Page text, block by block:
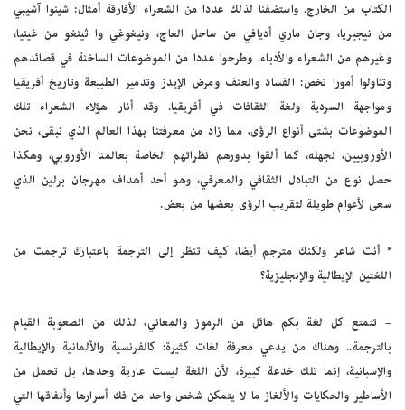
الكتاب من الخارج. واستضفنا لذلك عددا من الشعراء الأفارقة أمثال: شينوا آشيبي
من نيجيريا، وجان ماري أديافي من ساحل العاج، ونيغوغي وا ثينغو من غينيا،
وغيرهم من الشعراء والأدباء. وطرحوا عددا من الموضوعات الساخنة في قصائدهم
وتناولوا أمورا تخص: الفساد والعنف ومرض الإيدز وتدمير الطبيعة وتاريخ أفريقيا
ومواجهة السردية ولغة الثقافات في أفريقيا. وقد أنار هؤلاء الشعراء تلك
الموضوعات بشتى أنواع الرؤى، مما زاد من معرفتنا بهذا العالم الذي نبقى، نحن
الأوروبيين، نجهله، كما ألقوا بدورهم نظراتهم الخاصة بعالمنا الأوروبي، وهكذا
حصل نوع من التبادل الثقافي والمعرفي، وهو أحد أهداف مهرجان برلين الذي
سعى لأعوام طويلة لتقريب الرؤى بعضها من بعض.
* أنت شاعر ولكنك مترجم أيضا، كيف تنظر إلى الترجمة باعتبارك ترجمت من
اللغتين الإيطالية والإنجليزية؟
– تتمتع كل لغة بكم هائل من الرموز والمعاني، لذلك من الصعوبة القيام
بالترجمة.. وهناك من يدعي معرفة لغات كثيرة: كالفرنسية والألمانية والإيطالية
والإسبانية، إنما تلك خدعة كبيرة، لأن اللغة ليست عارية وحدها، بل تحمل من
الأساطير والحكايات والألغاز ما لا يتمكن شخص واحد من فك أسرارها وأنفاقها التي